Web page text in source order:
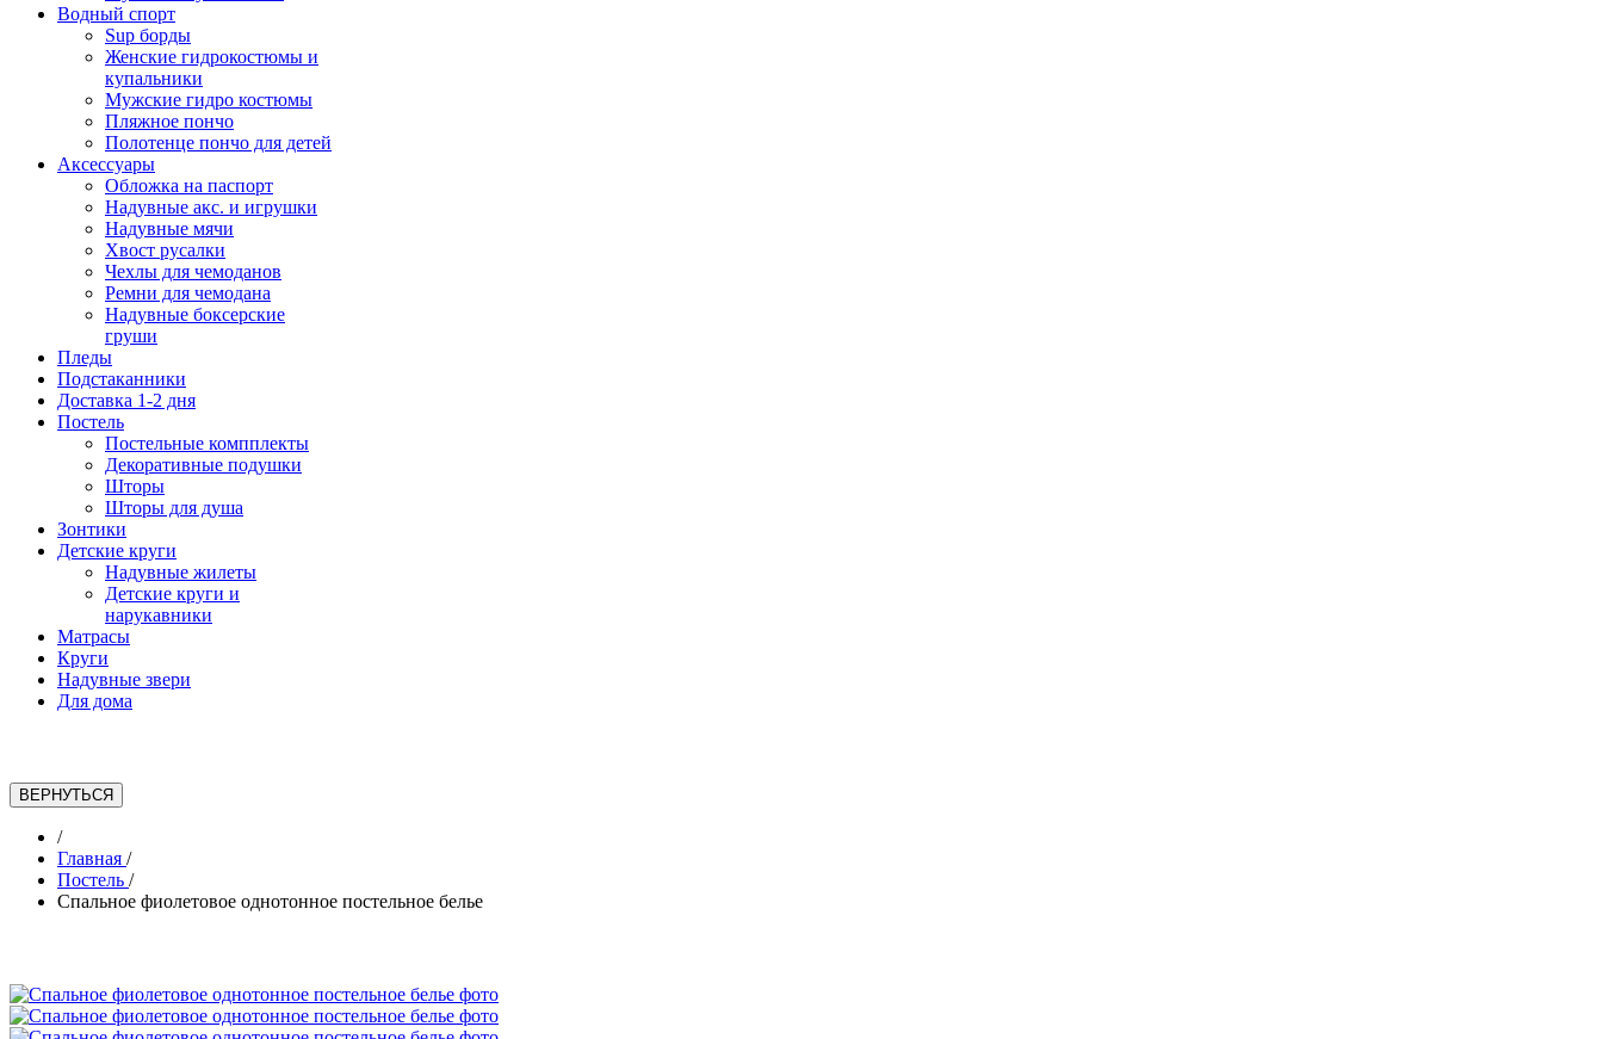
Водный спорт
Sup борды
Женские гидрокостюмы и
купальники
Мужские гидро костюмы
Пляжное пончо
Полотенце пончо для детей
Аксессуары
Обложка на паспорт
Надувные акс. и игрушки
Надувные мячи
Хвост русалки
Чехлы для чемоданов
Ремни для чемодана
Надувные боксерские
груши
Пледы
Подстаканники
Доставка 1-2 дня
Постель
Постельные компплекты
Декоративные подушки
Шторы
Шторы для душа
Зонтики
Детские круги
Надувные жилеты
Детские круги и
нарукавники
Матрасы
Круги
Надувные звери
Для дома
/
Главная /
Постель /
Спальное фиолетовое однотонное постельное белье